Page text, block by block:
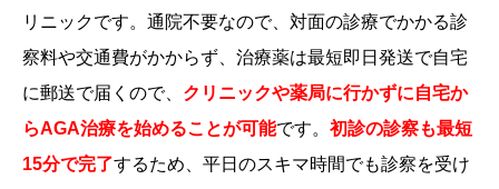
リニックです。通院不要なので、対面の診療でかかる診
察料や交通費がかからず、治療薬は最短即日発送で自宅
に郵送で届くので、 クリニックや薬局に行かずに自宅か
らAGA治療を始めることが可能です。 初診の診察も最短
15分で完了するため、平日のスキマ時間でも診察を受け